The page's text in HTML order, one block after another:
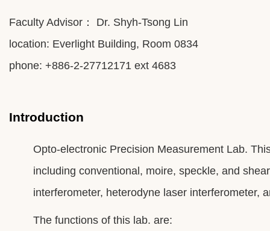
Faculty Advisor： Dr. Shyh-Tsong Lin
location: Everlight Building, Room 0834
phone: +886-2-27712171 ext 4683
Introduction
Opto-electronic Precision Measurement Lab.
including conventional, moire, speckle, and
interferometer, heterodyne laser interferometer,
The functions of this lab. are: